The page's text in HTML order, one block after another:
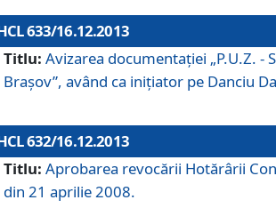
633/16.12.2013
Titlu: Avizarea documentaţiei „P.U.Z. -
Braşov”, având ca iniţiator pe Danciu
632/16.12.2013
Titlu: Aprobarea revocării Hotărârii
din 21 aprilie 2008.